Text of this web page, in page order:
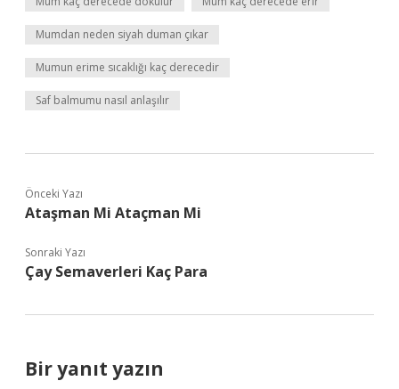
Mumdan neden siyah duman çıkar
Mumun erime sıcaklığı kaç derecedir
Saf balmumu nasıl anlaşılır
Önceki Yazı
Ataşman Mi Ataçman Mi
Sonraki Yazı
Çay Semaverleri Kaç Para
Bir yanıt yazın